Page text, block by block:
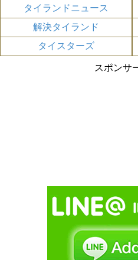
タイランドニュース
解決タイランド
タイスターズ
スポンサ